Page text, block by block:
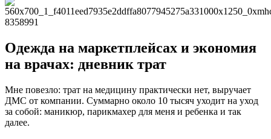
Одежда на маркетплейсах и экономия
на врачах: дневник трат
Мне повезло: трат на медицину практически нет, выручает
ДМС от компании. Суммарно около 10 тысяч уходит на уход
за собой: маникюр, парикмахер для меня и ребенка и так
далее.